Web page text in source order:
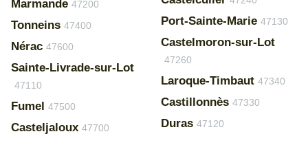
Marmande 47200
Tonneins 47400
Nérac 47600
Sainte-Livrade-sur-Lot
47110
Fumel 47500
Casteljaloux 47700
Port-Sainte-Marie 47130
Castelmoron-sur-Lot
47260
Laroque-Timbaut 47340
Castillonnès 47330
Duras 47120